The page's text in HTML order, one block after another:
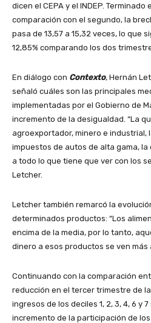
dicen el CEPA y el INDEP.
comparación con el segundo, la
pasa de 13,57 a 15,32 veces, lo que
12,85% comparando los dos
En diálogo con Contexto, Hernán
señaló cuáles son las principales
implementadas por el Gobierno de
incremento de la desigualdad. “La
agroexportador, minero e industrial,
impuestos de autos de alta gama, la
a todo lo que tiene que ver con los
Letcher.
Letcher también remarcó la
determinados productos: “Los
encima de la media, por lo tanto,
dinero a esos productos se ven más
Continuando con la comparación
reducción en el tercer trimestre de
ingresos de los deciles 1, 2, 3, 4, 6 y
incremento de la participación de